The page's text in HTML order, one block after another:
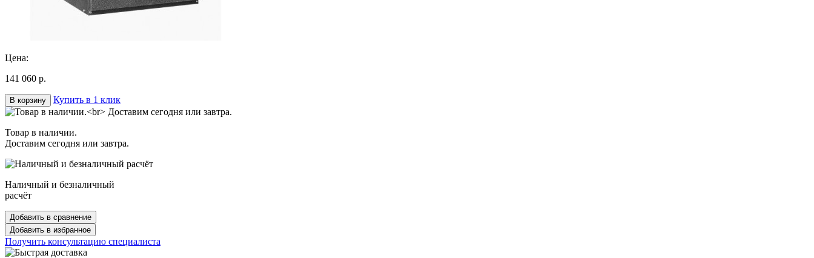
Цена:
141 060 р.
В корзину Купить в 1 клик
Товар в наличии.
Доставим сегодня или завтра.
Наличный и безналичный
расчёт
Добавить в сравнение
Добавить в избранное
Получить консультацию специалиста